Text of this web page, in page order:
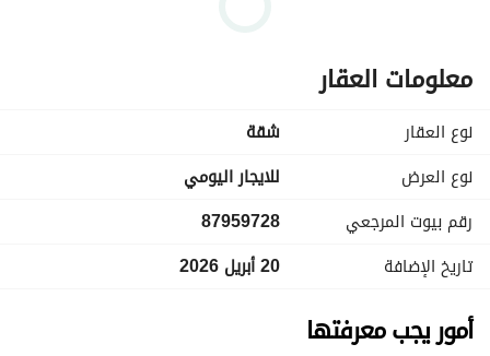
معلومات العقار
نوع العقار
شقة
نوع العرض
للايجار اليومي
رقم بيوت المرجعي
87959728
تاريخ الإضافة
20 أبريل 2026
أمور يجب معرفتها